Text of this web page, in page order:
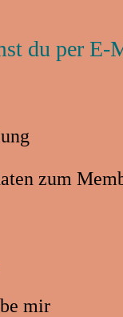
du per E-
zum
mir